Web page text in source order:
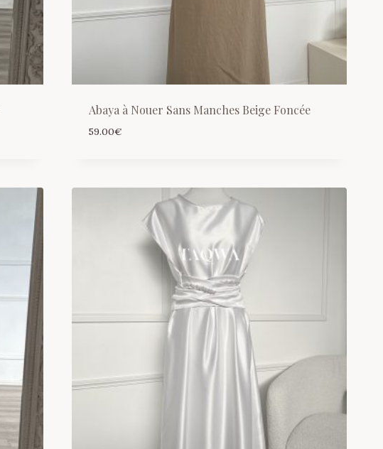
Abaya à Nouer Sans Manches Beige Foncée
59.00€